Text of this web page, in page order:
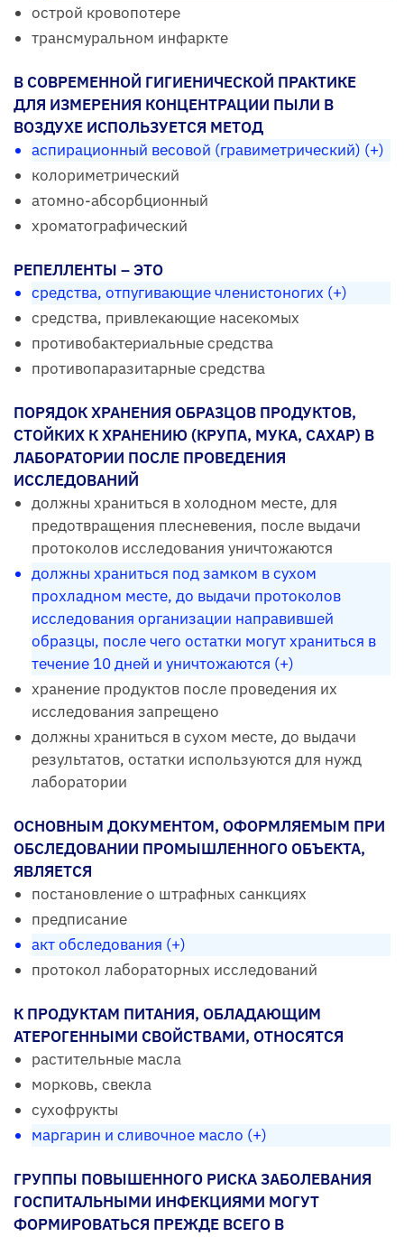
острой кровопотере
трансмуральном инфаркте
В СОВРЕМЕННОЙ ГИГИЕНИЧЕСКОЙ ПРАКТИКЕ
ДЛЯ ИЗМЕРЕНИЯ КОНЦЕНТРАЦИИ ПЫЛИ В
ВОЗДУХЕ ИСПОЛЬЗУЕТСЯ МЕТОД
аспирационный весовой (гравиметрический) (+)
колориметрический
атомно-абсорбционный
хроматографический
РЕПЕЛЛЕНТЫ – ЭТО
средства, отпугивающие членистоногих (+)
средства, привлекающие насекомых
противобактериальные средства
противопаразитарные средства
ПОРЯДОК ХРАНЕНИЯ ОБРАЗЦОВ ПРОДУКТОВ,
СТОЙКИХ К ХРАНЕНИЮ (КРУПА, МУКА, САХАР) В
ЛАБОРАТОРИИ ПОСЛЕ ПРОВЕДЕНИЯ
ИССЛЕДОВАНИЙ
должны храниться в холодном месте, для
предотвращения плесневения, после выдачи
протоколов исследования уничтожаются
должны храниться под замком в сухом
прохладном месте, до выдачи протоколов
исследования организации направившей
образцы, после чего остатки могут храниться в
течение 10 дней и уничтожаются (+)
хранение продуктов после проведения их
исследования запрещено
должны храниться в сухом месте, до выдачи
результатов, остатки используются для нужд
лаборатории
ОСНОВНЫМ ДОКУМЕНТОМ, ОФОРМЛЯЕМЫМ ПРИ
ОБСЛЕДОВАНИИ ПРОМЫШЛЕННОГО ОБЪЕКТА,
ЯВЛЯЕТСЯ
постановление о штрафных санкциях
предписание
акт обследования (+)
протокол лабораторных исследований
К ПРОДУКТАМ ПИТАНИЯ, ОБЛАДАЮЩИМ
АТЕРОГЕННЫМИ СВОЙСТВАМИ, ОТНОСЯТСЯ
растительные масла
морковь, свекла
сухофрукты
маргарин и сливочное масло (+)
ГРУППЫ ПОВЫШЕННОГО РИСКА ЗАБОЛЕВАНИЯ
ГОСПИТАЛЬНЫМИ ИНФЕКЦИЯМИ МОГУТ
ФОРМИРОВАТЬСЯ ПРЕЖДЕ ВСЕГО В